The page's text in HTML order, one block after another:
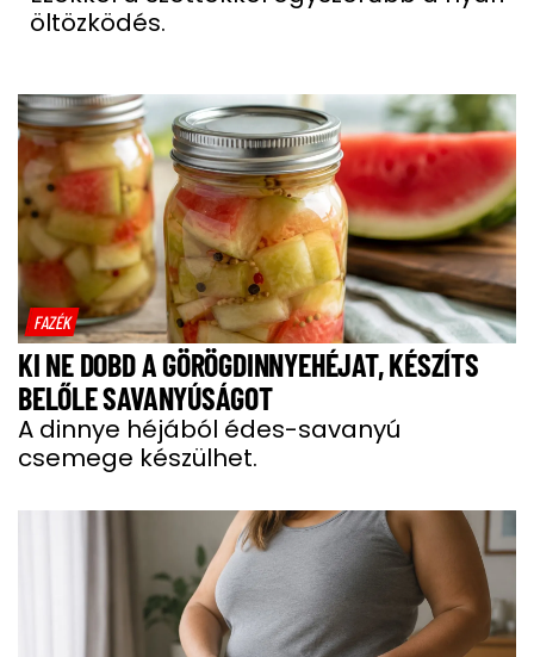
öltözködés.
FAZÉK
KI NE DOBD A GÖRÖGDINNYEHÉJAT, KÉSZÍTS
BELŐLE SAVANYÚSÁGOT
A dinnye héjából édes-savanyú
csemege készülhet.